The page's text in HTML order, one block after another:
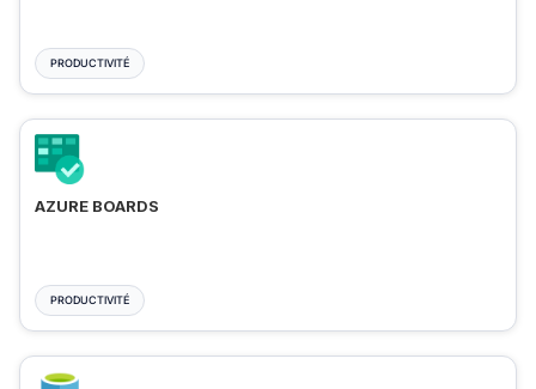
PRODUCTIVITÉ
AZURE BOARDS
PRODUCTIVITÉ